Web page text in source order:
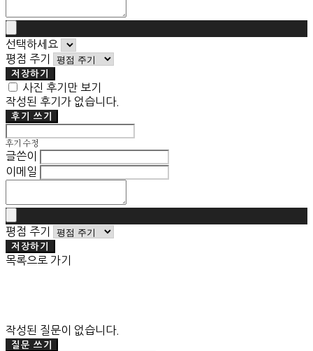
선택하세요
평점 주기
저장하기
사진 후기만 보기
작성된 후기가 없습니다.
후기 쓰기
후기 수정
글쓴이
이메일
평점 주기
저장하기
목록으로 가기
작성된 질문이 없습니다.
질문 쓰기